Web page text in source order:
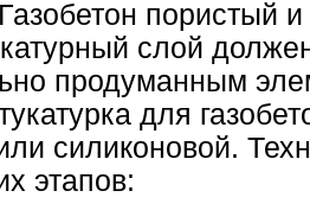
пористый
слой
продуманным
для
силиконовой.
этапов: